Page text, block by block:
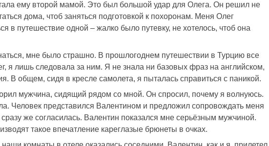
ему второй мамой. Это был большой удар для Олега. Он решил не
дома, чтоб заняться подготовкой к похоронам. Меня Олег
в путешествие одной – жалко было путевку, не хотелось, чтоб она
мне было страшно. В прошлогоднем путешествии в Турцию все
я лишь следовала за ним. Я не знала ни базовых фраз на английском,
В общем, сидя в кресле самолета, я пыталась справиться с паникой.
мужчина, сидящий рядом со мной. Он спросил, почему я волнуюсь.
Человек представился Валентином и предложил сопровождать меня
же согласилась. Валентин показался мне серьёзным мужчиной.
такое впечатление кареглазые брюнеты в очках.